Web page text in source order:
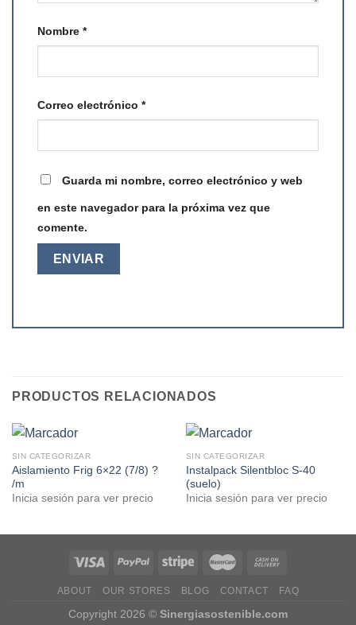
Nombre *
Correo electrónico *
Guarda mi nombre, correo electrónico y web
en este navegador para la próxima vez que
comente.
PRODUCTOS RELACIONADOS
SIN CATEGORIZAR
Aislamiento Frig 6×22 (7/8) ?
/m
Inicia sesión para ver precio
SIN CATEGORIZAR
Instalpack Silentbloc S-40
(suelo)
Inicia sesión para ver precio
ABOUT OUR STORES BLOG CONTACT FAQ
Copyright 2026 © Sinergiasostenible.com